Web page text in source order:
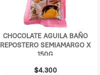
CHOCOLATE AGUILA BAÑO
REPOSTERO SEMIAMARGO X
150G
$4.300